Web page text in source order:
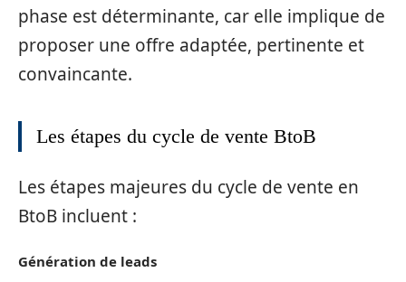
phase est déterminante, car elle implique de
proposer une offre adaptée, pertinente et
convaincante.
Les étapes du cycle de vente BtoB
Les étapes majeures du cycle de vente en
BtoB incluent :
Génération de leads